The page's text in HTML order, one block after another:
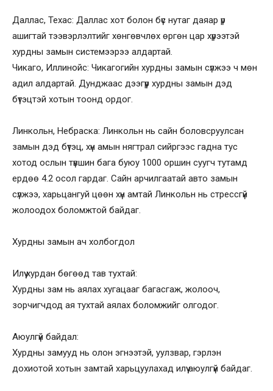
Даллас, Техас: Даллас хот болон бүс нутаг даяар үр
ашигтай тээвэрлэлтийг хөнгөвчлөх өргөн цар хүрээтэй
хурдны замын системээрээ алдартай.
Чикаго, Иллинойс: Чикагогийн хурдны замын сүлжээ ч мөн
адил алдартай. Дунджаас дээгүүр хурдны замын дэд
бүтэцтэй хотын тоонд ордог.
Линкольн, Небраска: Линкольн нь сайн боловсруулсан
замын дэд бүтэц, хүн амын нягтрал сийргээс гадна тус
хотод ослын түвшин бага буюу 1000 оршин суугч тутамд
ердөө 4.2 осол гардаг. Сайн арчилгаатай авто замын
сүлжээ, харьцангуй цөөн хүн амтай Линкольн нь стрессгүй
жолоодох боломжтой байдаг.
Хурдны замын ач холбогдол
Илүү хурдан бөгөөд тав тухтай:
Хурдны зам нь аялах хугацааг багасгаж, жолооч,
зорчигчдод ая тухтай аялах боломжийг олгодог.
Аюулгүй байдал:
Хурдны замууд нь олон эгнээтэй, уулзвар, гэрлэн
дохиотой хотын замтай харьцуулахад илүү аюулгүй байдаг.